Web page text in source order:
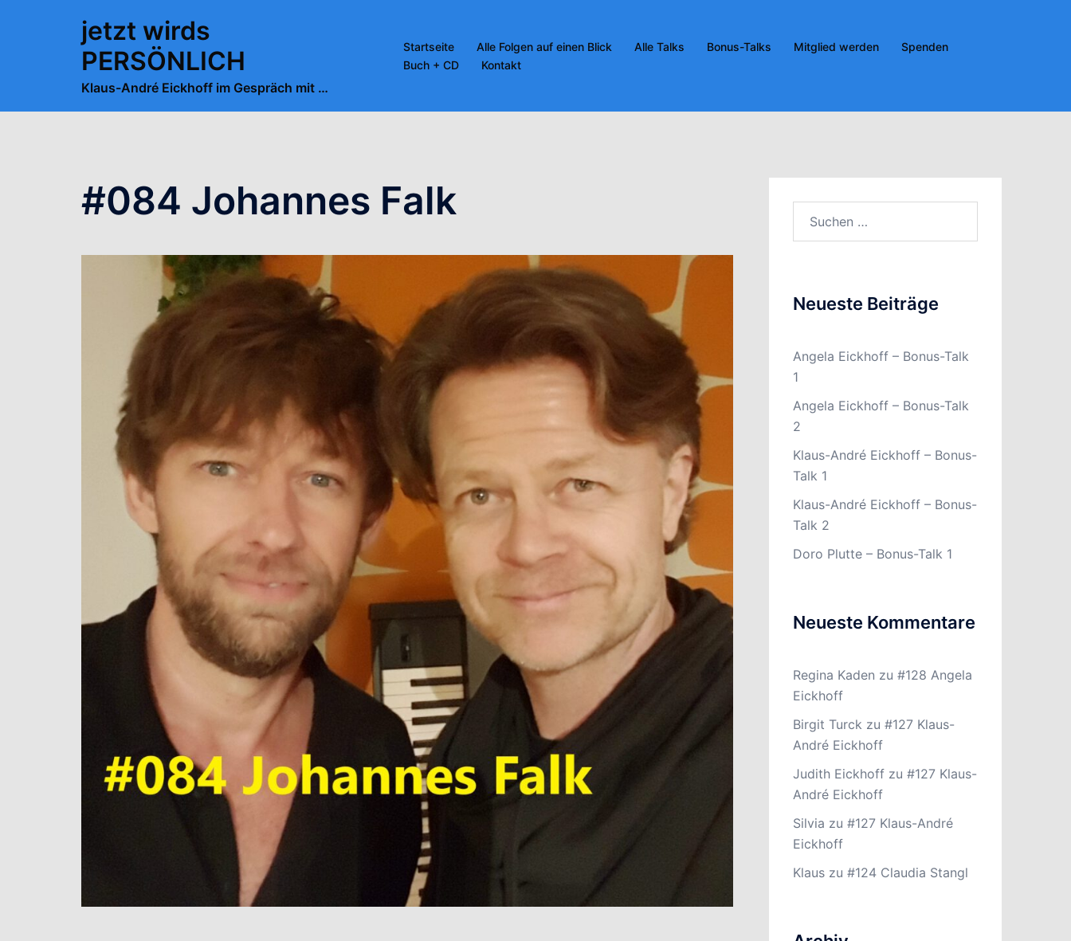
jetzt wirds
PERSÖNLICH
Klaus-André Eickhoff im Gespräch mit …
Startseite Alle Folgen auf einen Blick Alle Talks Bonus-Talks Mitglied werden
Spenden
Buch + CD
Kontakt
#084 Johannes Falk
Neueste Beiträge
Angela Eickhoff – Bonus-Talk
1
Angela Eickhoff – Bonus-Talk
2
Klaus-André Eickhoff – Bonus-
Talk 1
Klaus-André Eickhoff – Bonus-
Talk 2
Doro Plutte – Bonus-Talk 1
Neueste Kommentare
Regina Kaden zu #128 Angela
Eickhoff
Birgit Turck zu #127 Klaus-
André Eickhoff
Judith Eickhoffzu #127 Klaus-
André Eickhoff
Silvia zu #127 Klaus-André
Eickhoff
Klauszu #124 Claudia Stangl